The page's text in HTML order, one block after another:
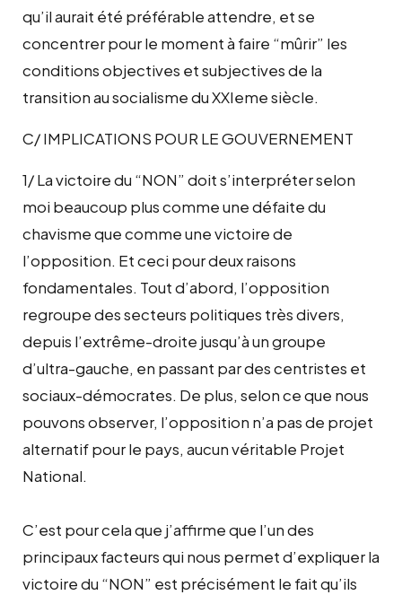
qu’il aurait été préférable attendre, et se
concentrer pour le moment à faire “mûrir” les
conditions objectives et subjectives de la
transition au socialisme du XXIeme siècle.
C/ IMPLICATIONS POUR LE GOUVERNEMENT
1/ La victoire du “NON” doit s’interpréter selon
moi beaucoup plus comme une défaite du
chavisme que comme une victoire de
l’opposition. Et ceci pour deux raisons
fondamentales. Tout d’abord, l’opposition
regroupe des secteurs politiques très divers,
depuis l’extrême-droite jusqu’à un groupe
d’ultra-gauche, en passant par des centristes et
sociaux-démocrates. De plus, selon ce que nous
pouvons observer, l’opposition n’a pas de projet
alternatif pour le pays, aucun véritable Projet
National.
C’est pour cela que j’affirme que l’un des
principaux facteurs qui nous permet d’expliquer la
victoire du “NON” est précisément le fait qu’ils